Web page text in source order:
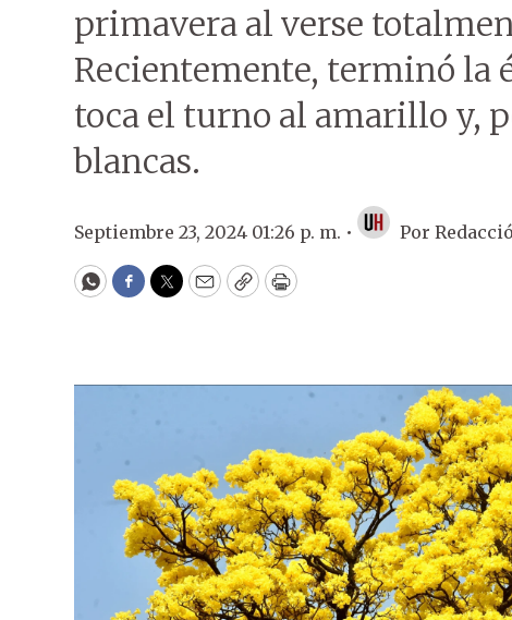
primavera al verse
Recientemente, terminó la
toca el turno al amarillo y,
blancas.
Septiembre 23, 2024 01:26 p. m. • Por
WhatsApp
Facebook
Twitter
EmailCopyPrint